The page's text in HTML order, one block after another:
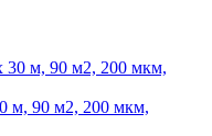
м, 90 м2, 200 мкм,